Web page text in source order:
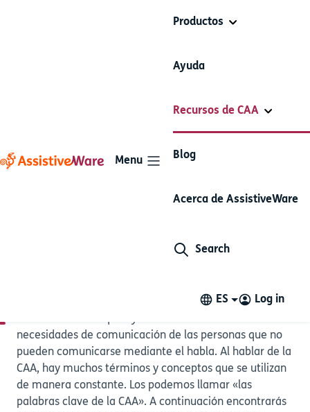
Menu
Productos
Ayuda
Recursos de CAA
Blog
Acerca de AssistiveWare
Search
ES Log in
Ayuda sobre CAA: Frases
alternativa. La CAA hace referencia a la tecnología o a
necesidades de comunicación de las personas que no
pueden comunicarse mediante el habla. Al hablar de la
CAA, hay muchos términos y conceptos que se utilizan
de manera constante. Los podemos llamar «las
palabras clave de la CAA». A continuación encontrarás